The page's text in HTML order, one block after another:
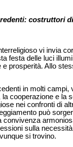
costruttori
vi invia
festa delle luci
prosperità. Allo
in molti
cooperazione e la
nei confronti di
può
sulla
si trovino.